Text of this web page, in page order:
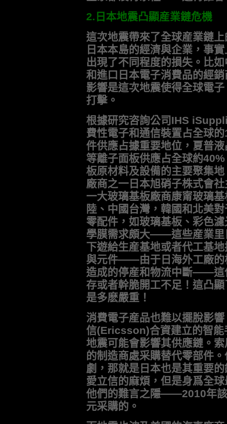
2.日本地震凸顯産業鏈危機
這次地震帶來了全球産業鏈
日本本島的經濟與企業，事
出現了不同程度的損失。比
和進口日本電子消費品的經
影響是這次地震使得全球電
打擊。
根據研究咨詢公司IHS
費性電子和通信裝置占全球
件供應占據重要地位，夏普
等離子面板供應占全球約
板原材料及設備的主要聚集
廠商之一日本旭硝子株式會
一大玻璃基板廠商康甯玻璃
陸、中國台灣，韓國和北美
零配件，如玻璃基板、彩色
學膜需求頗大——這些産業里
下遊給生産基地或者代工基
與元件——由于日海外工廠的
造成的停産和物流中斷——這
存或者幹脆開工不足！這凸
是多麽嚴重！
消費電子産品也難以擺脫影
信(Ericsson)合資建立的智能
地震可能會影響其供應鏈。
的制造商處采購替代零部件
劇，那就是日本也是其重要
愛立信的麻煩，但是身爲全
他們的難言之隱——2010年
元采購的。